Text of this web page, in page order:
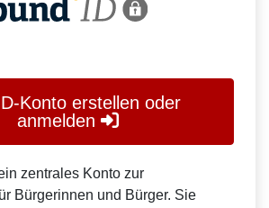
Konto erstellen oder
anmelden
zentrales Konto zur
Bürgerinnen und Bürger. Sie